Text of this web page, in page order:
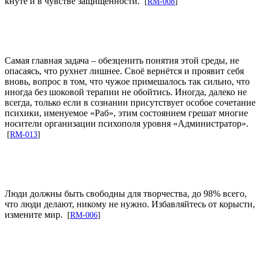
Самая главная задача – обезценить понятия этой среды, не
опасаясь, что рухнет лишнее. Своё вернётся и проявит себя
вновь, вопрос в том, что чужое примешалось так сильно, что
иногда без шоковой терапии не обойтись. Иногда, далеко не
всегда, только если в сознании присутствует особое сочетание
психики, именуемое «Раб», этим состоянием грешат многие
носители организации психополя уровня «Администратор».
[RM-013]
Люди должны быть свободны для творчества, до 98% всего,
что люди делают, никому не нужно. Избавляйтесь от корысти,
измените мир.
[RM-006]